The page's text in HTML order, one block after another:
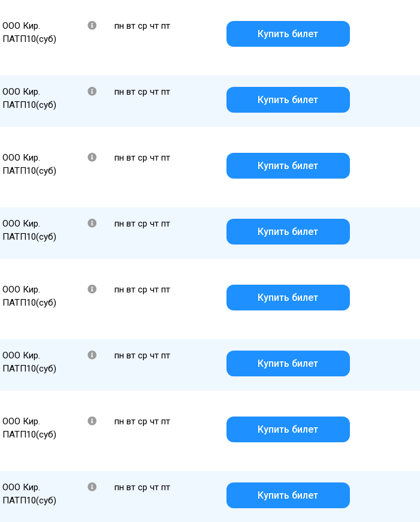
ООО Кир.
ПАТП10(суб)
пн вт ср чт пт
Купить билет
ООО Кир.
ПАТП10(суб)
пн вт ср чт пт
Купить билет
ООО Кир.
ПАТП10(суб)
пн вт ср чт пт
Купить билет
ООО Кир.
ПАТП10(суб)
пн вт ср чт пт
Купить билет
ООО Кир.
ПАТП10(суб)
пн вт ср чт пт
Купить билет
ООО Кир.
ПАТП10(суб)
пн вт ср чт пт
Купить билет
ООО Кир.
ПАТП10(суб)
пн вт ср чт пт
Купить билет
ООО Кир.
ПАТП10(суб)
пн вт ср чт пт
Купить билет